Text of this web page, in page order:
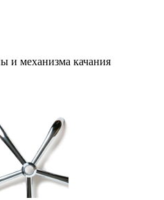
и механизма качания